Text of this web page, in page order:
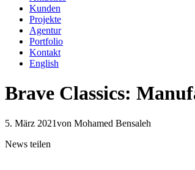
Kunden
Projekte
Agentur
Portfolio
Kontakt
English
Brave Classics:
5. März 2021von Mohamed Bensaleh
News teilen